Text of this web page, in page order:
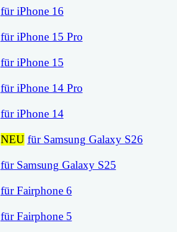
für iPhone 16
für iPhone 15 Pro
für iPhone 15
für iPhone 14 Pro
für iPhone 14
NEU für Samsung Galaxy S26
für Samsung Galaxy S25
für Fairphone 6
für Fairphone 5